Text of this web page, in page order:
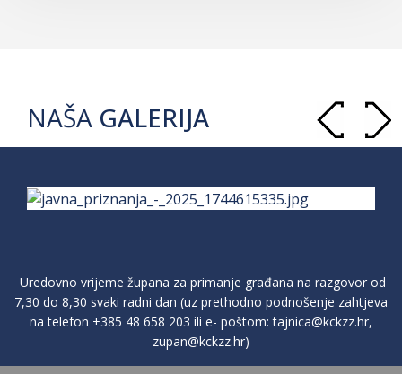
NAŠA GALERIJA
Uredovno vrijeme župana za primanje građana na razgovor od
7,30 do 8,30 svaki radni dan (uz prethodno podnošenje zahtjeva
na telefon +385 48 658 203 ili e- poštom:tajnica@kckzz.hr,
zupan@kckzz.hr)